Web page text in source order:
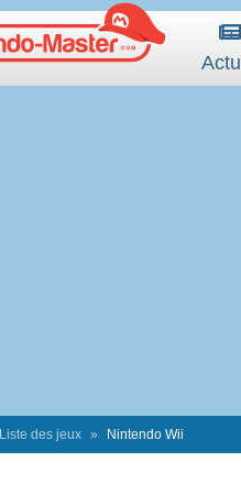
Actu
Liste des jeux Nintendo Wii